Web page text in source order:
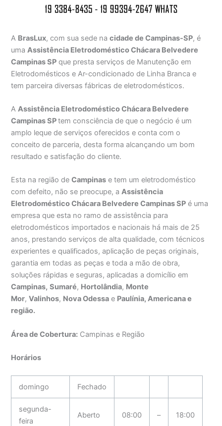
A BrasLux, com sua sede nacidade de Campinas-SP, é
umaAssistência Eletrodoméstico Chácara Belvedere
Campinas SP que presta serviços de Manutenção em
Eletrodomésticos e Ar-condicionado de Linha Branca e
tem parceira diversas fábricas de eletrodomésticos.
AAssistência Eletrodoméstico Chácara Belvedere
Campinas SPtem consciência de que o negócio é um
amplo leque de serviços oferecidos e conta com o
conceito de parceria, desta forma alcançando um bom
resultado e satisfação do cliente.
Esta na região deCampinas e tem um eletrodoméstico
com defeito, não se preocupe, aAssistência
Eletrodoméstico Chácara Belvedere Campinas SP é uma
empresa que esta no ramo de assistência para
eletrodomésticos importados e nacionais há mais de 25
anos, prestando serviços de alta qualidade, com técnicos
experientes e qualificados, aplicação de peças originais,
garantia em todas as peças e toda a mão de obra,
soluções rápidas e seguras, aplicadas a domicílio em
Campinas, Sumaré, Hortolândia, Monte
Mor,Valinhos, Nova Odessa e Paulínia, Americana e
região.
Área de Cobertura: Campinas e Região
Horários
domingo Fechado
segunda-
feira
Aberto 08:00 – 18:00